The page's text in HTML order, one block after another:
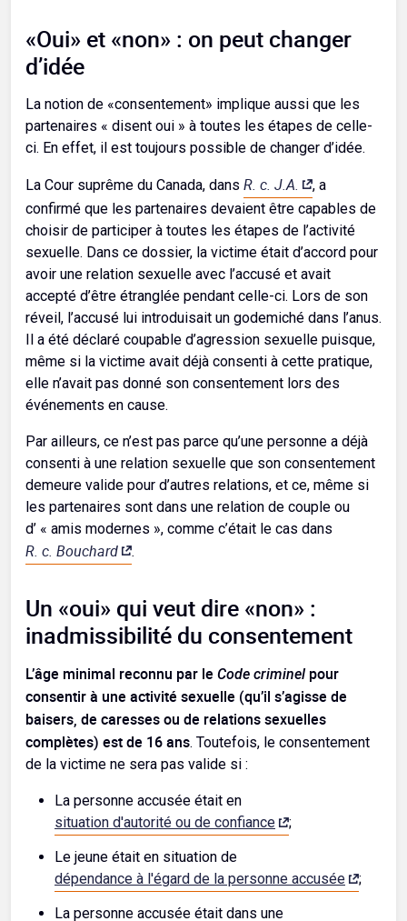
«Oui» et «non» : on peut changer
d’idée
La notion de «consentement» implique aussi que les
partenaires « disent oui » à toutes les étapes de celle-
ci. En effet, il est toujours possible de changer d’idée.
La Cour suprême du Canada, dans R. c. J.A.
, a
confirmé que les partenaires devaient être capables de
choisir de participer à toutes les étapes de l’activité
sexuelle. Dans ce dossier, la victime était d’accord pour
avoir une relation sexuelle avec l’accusé et avait
accepté d’être étranglée pendant celle-ci. Lors de son
réveil, l’accusé lui introduisait un godemiché dans l’anus.
Il a été déclaré coupable d’agression sexuelle puisque,
même si la victime avait déjà consenti à cette pratique,
elle n’avait pas donné son consentement lors des
événements en cause.
Par ailleurs, ce n’est pas parce qu’une personne a déjà
consenti à une relation sexuelle que son consentement
demeure valide pour d’autres relations, et ce, même si
les partenaires sont dans une relation de couple ou
d’ « amis modernes », comme c’était le cas dans
R. c. Bouchard .
Un «oui» qui veut dire «non» :
inadmissibilité du consentement
L’âge minimal reconnu par le Code criminelpour
consentir à une activité sexuelle (qu’il s’agisse de
baisers, de caresses ou de relations sexuelles
complètes) est de 16 ans. Toutefois, le consentement
de la victime ne sera pas valide si :
La personne accusée était en
situation d'autorité ou de confiance
;
Le jeune était en situation de
dépendance à l'égard de la personne accusée
;
La personne accusée était dans une